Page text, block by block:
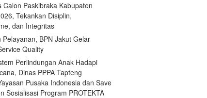
Calon Paskibraka Kabupaten
Tekankan Disiplin,
dan Integritas
Pelayanan, BPN Jakut Gelar
Quality
Perlindungan Anak Hadapi
Dinas PPPA Tapteng
Pusaka Indonesia dan Save
Sosialisasi Program PROTEKTA